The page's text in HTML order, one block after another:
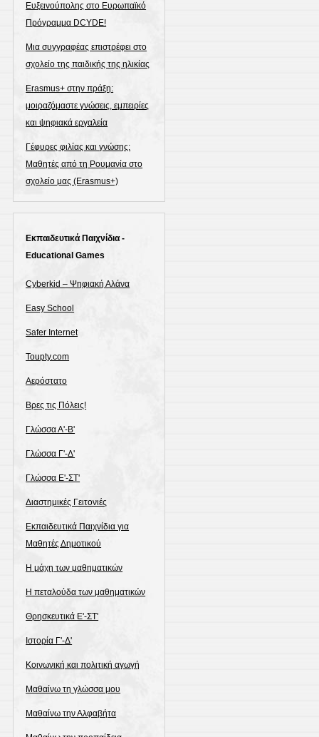
Ευξεινούπολης στο Ευρωπαϊκό
Πρόγραμμα DCYDE!
Μια συγγραφέας επιστρέφει στο
σχολείο της παιδικής της ηλικίας
Erasmus+ στην πράξη:
μοιραζόμαστε γνώσεις, εμπειρίες
και ψηφιακά εργαλεία
Γέφυρες φιλίας και γνώσης:
Μαθητές από τη Ρουμανία στο
σχολείο μας (Erasmus+)
Εκπαιδευτικά Παιχνίδια -
Educational Games
Cyberkid – Ψηφιακή Αλάνα
Easy School
Safer Internet
Toupty.com
Αερόστατο
Βρες τις Πόλεις!
Γλώσσα Α'-Β'
Γλώσσα Γ'-Δ'
Γλώσσα Ε'-ΣΤ'
Διαστημικές Γειτονιές
Εκπαιδευτικά Παιχνίδια για
Μαθητές Δημοτικού
Η μάχη των μαθηματικών
Η πεταλούδα των μαθηματικών
Θρησκευτικά Ε'-ΣΤ'
Ιστορία Γ'-Δ'
Κοινωνική και πολιτική αγωγή
Μαθαίνω τη γλώσσα μου
Μαθαίνω την Αλφαβήτα